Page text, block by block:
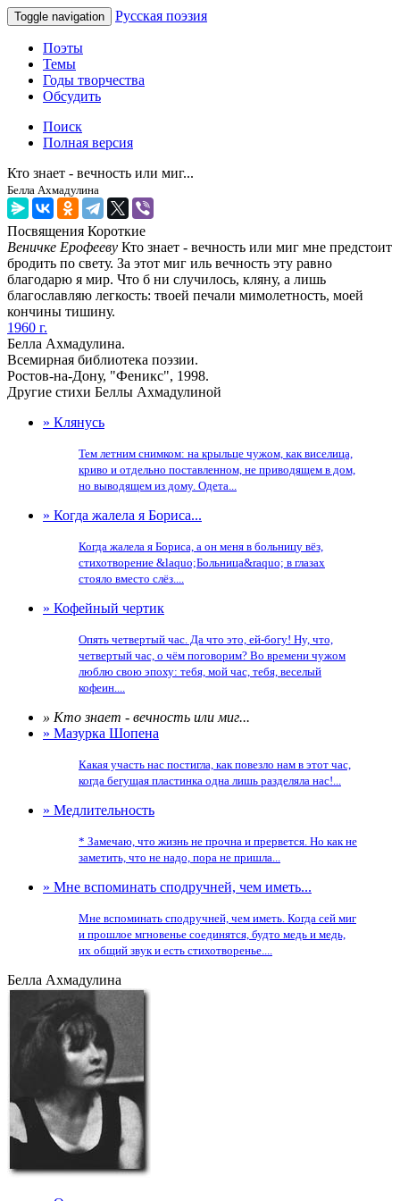
Toggle navigation Русская поэзия
Поэты
Темы
Годы творчества
Обсудить
Поиск
Полная версия
Кто знает - вечность или миг...
Белла Ахмадулина
Посвящения Короткие
Веничке Ерофееву Кто знает - вечность или миг мне предстоит
бродить по свету. За этот миг иль вечность эту равно
благодарю я мир. Что б ни случилось, кляну, а лишь
благославляю легкость: твоей печали мимолетность, моей
кончины тишину.
1960 г.
Белла Ахмадулина.
Всемирная библиотека поэзии.
Ростов-на-Дону, "Феникс", 1998.
Другие стихи Беллы Ахмадулиной
» Клянусь
Тем летним снимком: на крыльце чужом, как виселица,
криво и отдельно поставленном, не приводящем в дом,
но выводящем из дому. Одета...
» Когда жалела я Бориса...
Когда жалела я Бориса, а он меня в больницу вёз,
стихотворение &laquo;Больница&raquo; в глазах
стояло вместо слёз....
» Кофейный чертик
Опять четвертый час. Да что это, ей-богу! Ну, что,
четвертый час, о чём поговорим? Во времени чужом
люблю свою эпоху: тебя, мой час, тебя, веселый
кофеин....
» Кто знает - вечность или миг...
» Мазурка Шопена
Какая участь нас постигла, как повезло нам в этот час,
когда бегущая пластинка одна лишь разделяла нас!...
» Медлительность
* Замечаю, что жизнь не прочна и прервется. Но как не
заметить, что не надо, пора не пришла...
» Мне вспоминать сподручней, чем иметь...
Мне вспоминать сподручней, чем иметь. Когда сей миг
и прошлое мгновенье соединятся, будто медь и медь,
их общий звук и есть стихотворенье....
Белла Ахмадулина